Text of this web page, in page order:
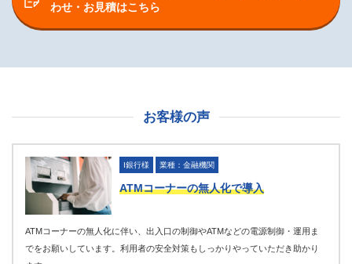
わせ・お見積はこちら
お客様の声
I銀行様 業種：金融機関
ATMコーナーの無人化で導入
ATMコーナーの無人化に伴い、出入口の制御やATMなどの電源制御・運用ま
でをお願いしています。利用者の安全対策もしっかりやっていただき助かり